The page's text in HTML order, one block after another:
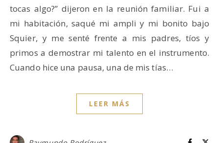
tocas algo?” dijeron en la reunión familiar. Fui a
mi habitación, saqué mi ampli y mi bonito bajo
Squier, y me senté frente a mis padres, tíos y
primos a demostrar mi talento en el instrumento.
Cuando hice una pausa, una de mis tías…
LEER MÁS